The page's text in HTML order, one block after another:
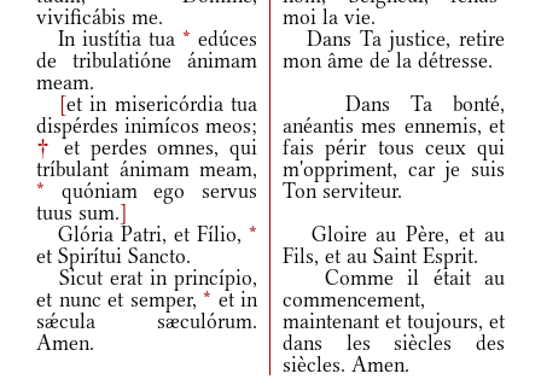
vivificábis me.
moi la vie.
In iustítia tua * edúces
de tribulatióne ánimam
meam.
Dans Ta justice, retire
mon âme de la détresse.
[et in misericórdia tua
dispérdes inimícos meos;
†
et perdes omnes, qui
tríbulant ánimam meam,
* quóniam ego servus
tuus sum.]
Dans Ta bonté,
anéantis mes ennemis, et
fais périr tous ceux qui
m'oppriment, car je suis
Ton serviteur.
Glória Patri, et Fílio, *
et Spirítui Sancto.
Gloire au Père, et au
Fils, et au Saint Esprit.
Sicut erat in princípio,
et nunc et semper, * et in
sǽcula sæculórum.
Amen.
Comme il était au
commencement,
maintenant et toujours, et
dans les siècles des
siècles. Amen.